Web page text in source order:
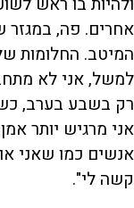
אחרים. פה, במגזר
המיטב. החלומות
למשל, אני לא
רק בשבע בערב,
אני מרגיש יותר
אנשים כמו שאני
קשה לי".